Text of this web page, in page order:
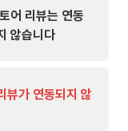
어 리뷰는 연동
않습니다
뷰가 연동되지 않